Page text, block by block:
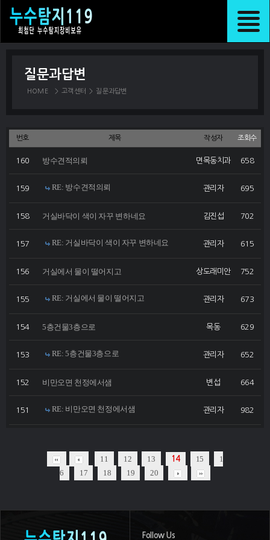
질문과답변
HOME > 고객센터 > 질문과답변
번호 제목 작성자 조회수
160 방수견적의뢰 면목동치과 658
159 RE: 방수견적의뢰 관리자 695
158 거실바닥이 색이 자꾸 변하네요 김진섭 702
157 RE: 거실바닥이 색이 자꾸 변하네요 관리자 615
156 거실에서 물이 떨어지고 상도래미안 752
155 RE: 거실에서 물이 떨어지고 관리자 673
154 5층건물3층으로 목동 629
153 RE: 5층건물3층으로 관리자 652
152 비만오면 천정에서샘 변섭 664
151 RE: 비만오면 천정에서샘 관리자 982
11 12 13 14 15
1
6
17 18 19 20
Follow Us